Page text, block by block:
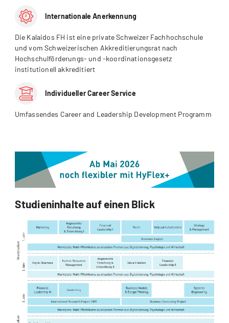
Internationale Anerkennung
Die Kalaidos FH ist eine private Schweizer Fachhochschule
und vom Schweizerischen Akkreditierungsrat nach
Hochschulförderungs- und -koordinationsgesetz
institutionell akkreditiert
Individueller Career Service
Umfassendes Career and Leadership Development Programm
Studieninhalte auf einen Blick